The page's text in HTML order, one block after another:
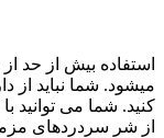
استفاده بیش از حد
کنید. شما می توانید
از شر سردردهای